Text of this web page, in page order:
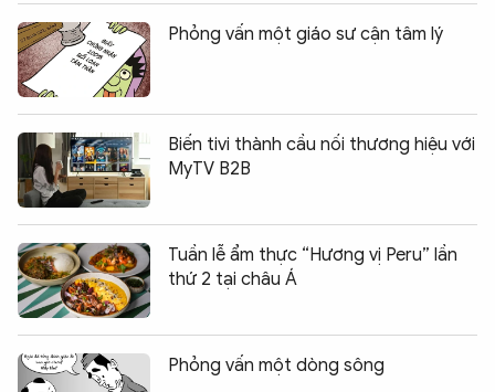
Phỏng vấn một giáo sư cận tâm lý
Biến tivi thành cầu nối thương hiệu với
MyTV B2B
Tuần lễ ẩm thực “Hương vị Peru” lần
thứ 2 tại châu Á
Phỏng vấn một dòng sông